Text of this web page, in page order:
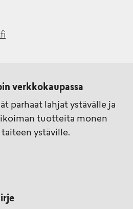
verkkokaupassa
parhaat lahjat ystävälle ja
tuotteita monen
ystäville.